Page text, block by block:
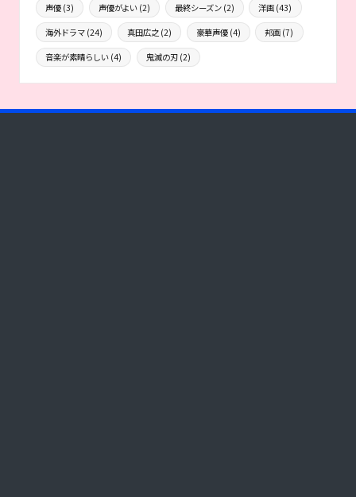
声優 (3) 声優がよい(2) 最終シーズン(2) 洋画 (43)
海外ドラマ (24) 真田広之(2) 豪華声優(4) 邦画 (7)
音楽が素晴らしい (4) 鬼滅の刃(2)